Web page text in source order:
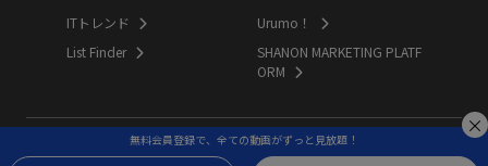
無料会員登録で、全ての動画がずっと見放題！
ITトレンド
List Finder
Urumo！
SHANON MARKETING PLATF
ORM
Copyright (c) Innovation Inc. All Rights Reserved.